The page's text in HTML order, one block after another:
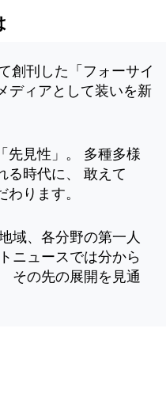
創刊した「フォーサイ
ディアとして装いを新
先見性」。 多種多様
る時代に、 敢えて
わります。
域、各分野の第一人
ニュースでは分から
その先の展開を見通